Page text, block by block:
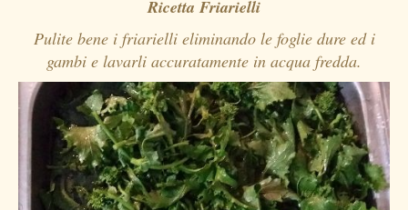
Ricetta Friarielli
Pulite bene i friarielli eliminando le foglie dure ed i
gambi e lavarli accuratamente in acqua fredda.